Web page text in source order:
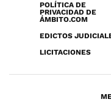
POLÍTICA DE
PRIVACIDAD DE
ÁMBITO.COM
EDICTOS
LICITACIONES